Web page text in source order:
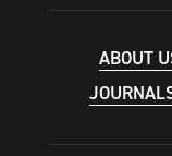
ABOUT